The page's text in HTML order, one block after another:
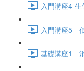
入門講座4-
入門講座5
基礎講座1